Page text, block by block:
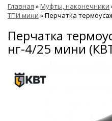
Главная »Муфты, наконечники
ТПИ мини »Перчатка
Перчатка
нг-4/25 мини